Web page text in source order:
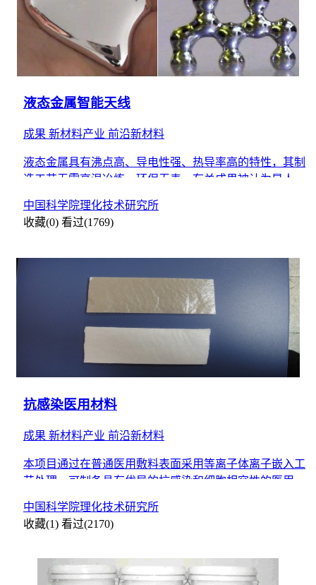
液态金属智能天线
成果 新材料产业 前沿新材料
液态金属具有沸点高、导电性强、热导率高的特性，其制
造工艺无需高温冶炼，环保无毒，有关成果被认为是人类
印、热控
中国科学院理化技术研究所
收藏(0) 看过(1769)
抗感染医用材料
成果 新材料产业 前沿新材料
本项目通过在普通医用敷料表面采用等离子体离子嵌入工
艺处理，可制备具有优异的抗感染和细胞相容性的医用材
敷料，可用
中国科学院理化技术研究所
收藏(1) 看过(2170)